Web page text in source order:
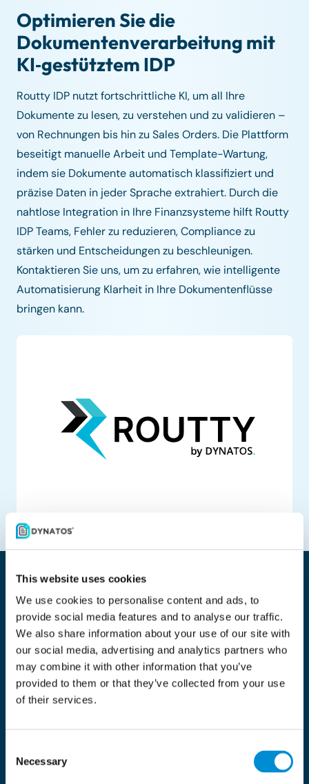
This website uses cookies
We use cookies to personalise content and ads, to
provide social media features and to analyse our traffic.
We also share information about your use of our site with
our social media, advertising and analytics partners who
may combine it with other information that you’ve
provided to them or that they’ve collected from your use
of their services.
Selection
Necessary
Optimieren Sie die
Dokumentenverarbeitung mit
KI‑gestütztem IDP
Routty IDP nutzt fortschrittliche KI, um all Ihre
Dokumente zu lesen, zu verstehen und zu validieren –
von Rechnungen bis hin zu Sales Orders. Die Plattform
beseitigt manuelle Arbeit und Template-Wartung,
indem sie Dokumente automatisch klassifiziert und
präzise Daten in jeder Sprache extrahiert. Durch die
nahtlose Integration in Ihre Finanzsysteme hilft Routty
IDP Teams, Fehler zu reduzieren, Compliance zu
stärken und Entscheidungen zu beschleunigen.
Kontaktieren Sie uns, um zu erfahren, wie intelligente
Automatisierung Klarheit in Ihre Dokumentenflüsse
bringen kann.
Ressourcen und
Bankeneinblicke
All Neueste Unsere Fälle